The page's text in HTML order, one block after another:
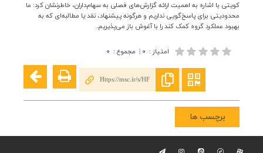
کویتی با اشاره به اهمیت ارائه گزارش‌های فصلی به سهام‌داران، خاطرنشان کرد: ما
محدودیتی برای پاسخ‌گویی نداریم و هرگونه پیشنهاد، نقد یا مطالبه‌ای که به
بهبود عملکرد گروه کمک کند را با آغوش باز می‌پذیریم.
امتیاز : ۰ | مجموع : ۰
Https://msc.ir/s/HF
برچسب ها